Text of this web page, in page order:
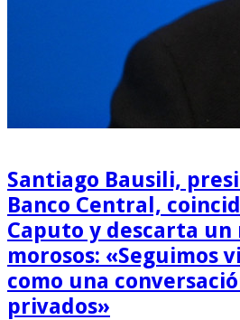
Santiago Bausili,
Banco Central,
Caputo y descarta un
morosos: «Seguimos
como una
privados»